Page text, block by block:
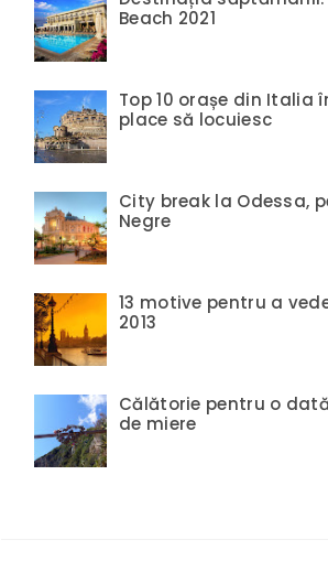
Beach 2021
Top 10 orașe din Italia
place să locuiesc
City break la Odessa,
Negre
13 motive pentru a
2013
Călătorie pentru o
de miere